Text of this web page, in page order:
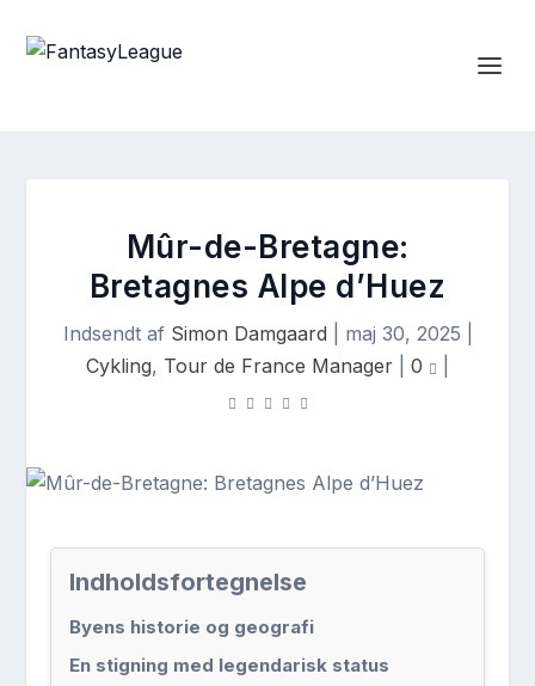
Mûr-de-Bretagne:
Bretagnes Alpe d’Huez
Indsendt af Simon Damgaard maj 30, 2025
Cykling, Tour de France Manager 0
Indholdsfortegnelse
Byens historie og geografi
En stigning med legendarisk status